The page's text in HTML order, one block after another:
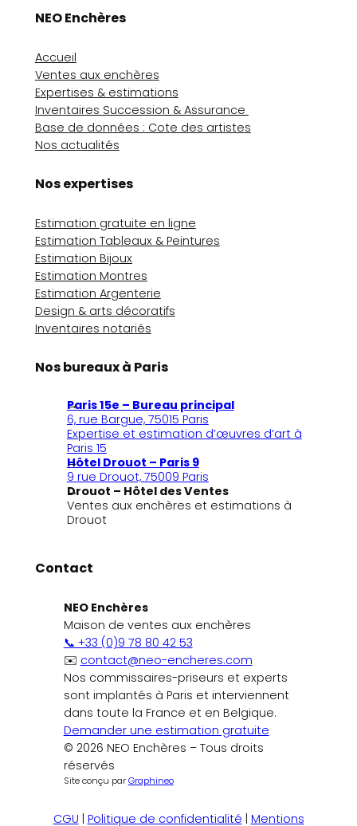
NEO Enchères
Accueil
Ventes aux enchères
Expertises & estimations
Inventaires Succession & Assurance
Base de données : Cote des artistes
Nos actualités
Nos expertises
Estimation gratuite en ligne
Estimation Tableaux & Peintures
Estimation Bijoux
Estimation Montres
Estimation Argenterie
Design & arts décoratifs
Inventaires notariés
Nos bureaux à Paris
Paris 15e – Bureau principal
6, rue Bargue, 75015 Paris
Expertise et estimation d’œuvres d’art à
Paris 15
Hôtel Drouot – Paris 9
9 rue Drouot, 75009 Paris
Drouot – Hôtel des Ventes
Ventes aux enchères et estimations à
Drouot
Contact
NEO Enchères
Maison de ventes aux enchères
📞 +33 (0)9 78 80 42 53
✉️ contact@neo-encheres.com
Nos commissaires-priseurs et experts
sont implantés à Paris et interviennent
dans toute la France et en Belgique.
Demander une estimation gratuite
© 2026 NEO Enchères – Tous droits
réservés
Site conçu parGraphineo
CGU | Politique de confidentialité | Mentions